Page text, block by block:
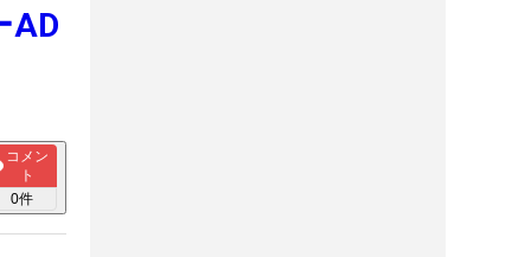
AD
コメン
ト
0件